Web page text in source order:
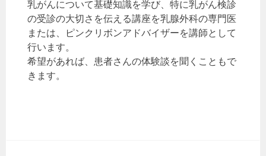
乳がんについて基礎知識を学び、特に乳がん検診
の受診の大切さを伝える講座を乳腺外科の専門医
または、ピンクリボンアドバイザーを講師として
行います。
希望があれば、患者さんの体験談を聞くこともで
きます。